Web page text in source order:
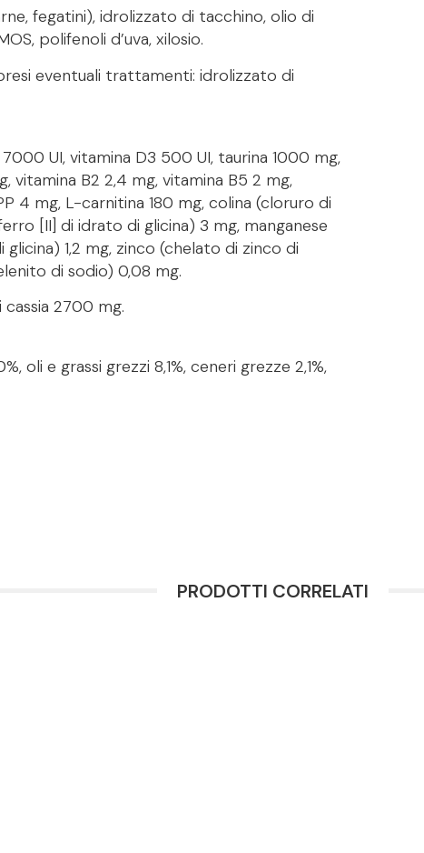
fegatini), idrolizzato di tacchino, olio di
polifenoli d’uva, xilosio.
eventuali trattamenti: idrolizzato di
UI, vitamina D3 500 UI, taurina 1000 mg,
vitamina B2 2,4 mg, vitamina B5 2 mg,
4 mg, L-carnitina 180 mg, colina (cloruro di
[II] di idrato di glicina) 3 mg, manganese
1,2 mg, zinco (chelato di zinco di
di sodio) 0,08 mg.
2700 mg.
oli e grassi grezzi 8,1%, ceneri grezze 2,1%,
PRODOTTI CORRELATI